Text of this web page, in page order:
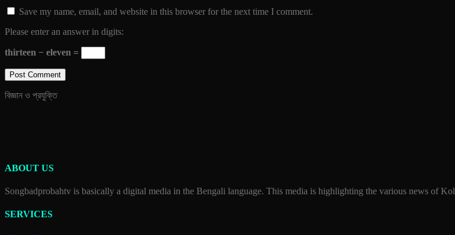
Save my name, email, and website in this browser for the next time I comment.
Please enter an answer in digits:
thirteen − eleven =
বিজ্ঞান ও প্রযুক্তি
ABOUT US
Songbadprobahtv is basically a digital media in the Bengali language. This media is highlighting the various news of
SERVICES